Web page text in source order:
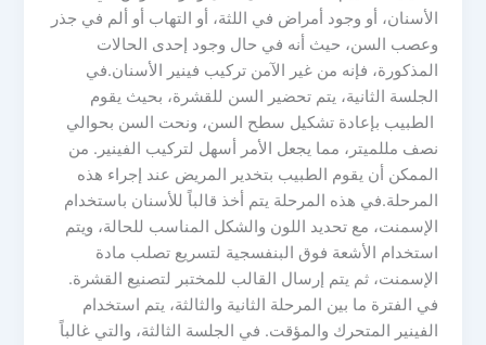
الأسنان، أو وجود أمراض في اللثة، أو التهاب أو ألم في جذر
وعصب السن، حيث أنه في حال وجود إحدى الحالات
المذكورة، فإنه من غير الآمن تركيب فينير الأسنان.في
الجلسة الثانية، يتم تحضير السن للقشرة، بحيث يقوم
الطبيب بإعادة تشكيل سطح السن، ونحت السن بحوالي
نصف مللميتر، مما يجعل الأمر أسهل لتركيب الفينير. من
الممكن أن يقوم الطبيب بتخدير المريض عند إجراء هذه
المرحلة.في هذه المرحلة يتم أخذ قالباً للأسنان باستخدام
الإسمنت، مع تحديد اللون والشكل المناسب للحالة، ويتم
استخدام الأشعة فوق البنفسجية لتسريع تصلب مادة
الإسمنت، ثم يتم إرسال القالب للمختبر لتصنيع القشرة.
في الفترة ما بين المرحلة الثانية والثالثة، يتم استخدام
الفينير المتحرك والمؤقت. في الجلسة الثالثة، والتي غالباً